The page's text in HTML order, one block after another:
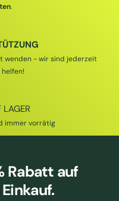
.
wenden - wir sind jederzeit
immer vorrätig
Rabatt auf